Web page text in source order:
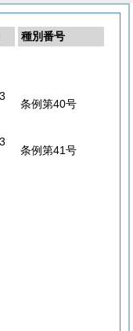
種別番号
条例第40号
条例第41号